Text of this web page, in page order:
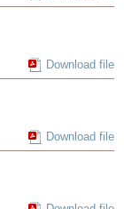
Download file
Download file